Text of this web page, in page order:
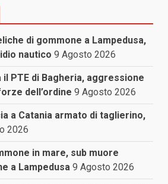
di gommone a Lampedusa,
nautico 9 Agosto 2026
il PTE di Bagheria, aggressione
dell’ordine 9 Agosto 2026
a Catania armato di taglierino,
2026
in mare, sub muore
a Lampedusa 9 Agosto 2026